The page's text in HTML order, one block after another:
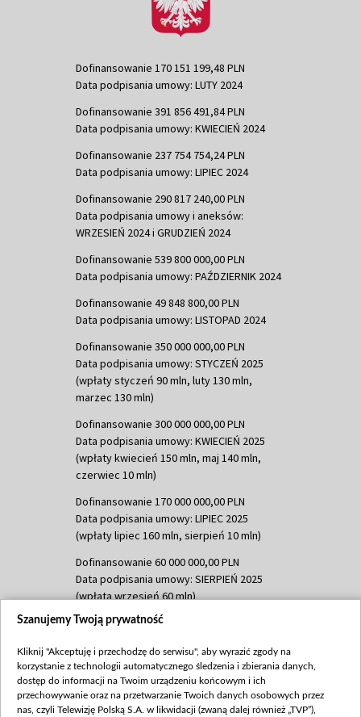
Dofinansowanie 170 151 199,48 PLN
Data podpisania umowy: LUTY 2024
Dofinansowanie 391 856 491,84 PLN
Data podpisania umowy: KWIECIEŃ 2024
Dofinansowanie 237 754 754,24 PLN
Data podpisania umowy: LIPIEC 2024
Dofinansowanie 290 817 240,00 PLN
Data podpisania umowy i aneksów:
WRZESIEŃ 2024 i GRUDZIEŃ 2024
Dofinansowanie 539 800 000,00 PLN
Data podpisania umowy: PAŹDZIERNIK 2024
Dofinansowanie 49 848 800,00 PLN
Data podpisania umowy: LISTOPAD 2024
Dofinansowanie 350 000 000,00 PLN
Data podpisania umowy: STYCZEŃ 2025
(wpłaty styczeń 90 mln, luty 130 mln,
marzec 130 mln)
Dofinansowanie 300 000 000,00 PLN
Data podpisania umowy: KWIECIEŃ 2025
(wpłaty kwiecień 150 mln, maj 140 mln,
czerwiec 10 mln)
Dofinansowanie 170 000 000,00 PLN
Data podpisania umowy: LIPIEC 2025
(wpłaty lipiec 160 mln, sierpień 10 mln)
Dofinansowanie 60 000 000,00 PLN
Data podpisania umowy: SIERPIEŃ 2025
(wpłata wrzesień 60 mln)
Dofinansowanie 635 783 051,21 PLN
(wpłata wrzesień 100 mln, październik 350
mln, listopad 265 mln)
Dofinansowanie 48 862 000,00 PLN
Szanujemy Twoją prywatność
Kliknij "Akceptuję i przechodzę do serwisu", aby wyrazić zgody na
korzystanie z technologii automatycznego śledzenia i zbierania danych,
dostęp do informacji na Twoim urządzeniu końcowym i ich
przechowywanie oraz na przetwarzanie Twoich danych osobowych przez
nas, czyli Telewizję Polską S.A. w likwidacji (zwaną dalej również „TVP”),